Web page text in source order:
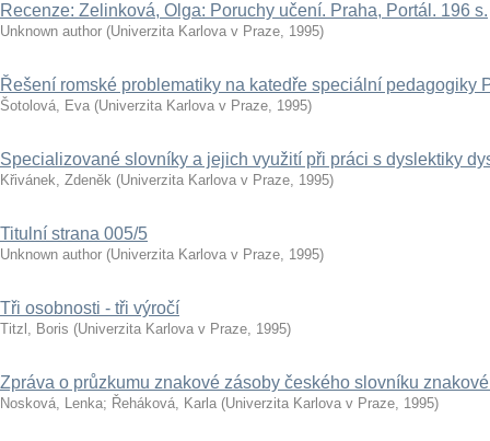
Recenze: Zelinková, Olga: Poruchy učení. Praha, Portál. 196 s.
Unknown author (Univerzita Karlova v Praze, 1995)
Řešení romské problematiky na katedře speciální pedagogiky
Šotolová, Eva (Univerzita Karlova v Praze, 1995)
Specializované slovníky a jejich využití při práci s dyslektiky
Křivánek, Zdeněk (Univerzita Karlova v Praze, 1995)
Titulní strana 005/5
Unknown author (Univerzita Karlova v Praze, 1995)
Tři osobnosti - tři výročí
Titzl, Boris (Univerzita Karlova v Praze, 1995)
Zpráva o průzkumu znakové zásoby českého slovníku
Nosková, Lenka; Řeháková, Karla (Univerzita Karlova v Praze, 1995)